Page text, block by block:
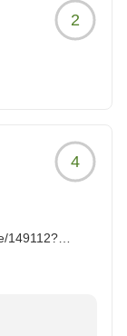
149112?
2
4
149112?